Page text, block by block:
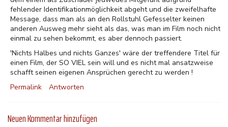
fehlender Identifikationmöglichkeit abgeht und die zweifelhafte
Message, dass man als an den Rollstuhl Gefesselter keinen
anderen Ausweg mehr sieht als das, was man im Film noch nicht
einmal zu sehen bekommt, es aber dennoch passiert.
'Nichts Halbes und nichts Ganzes' wäre der treffendere Titel für
einen Film, der SO VIEL sein will und es nicht mal ansatzweise
schafft seinen eigenen Ansprüchen gerecht zu werden !
Permalink
Antworten
Neuen Kommentar hinzufügen